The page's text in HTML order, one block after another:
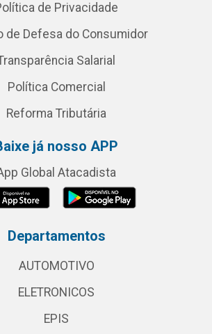
de Privacidade
de Defesa do Consumidor
Salarial
Política Comercial
Reforma Tributária
já nosso APP
Global Atacadista
Departamentos
AUTOMOTIVO
ELETRONICOS
EPIS